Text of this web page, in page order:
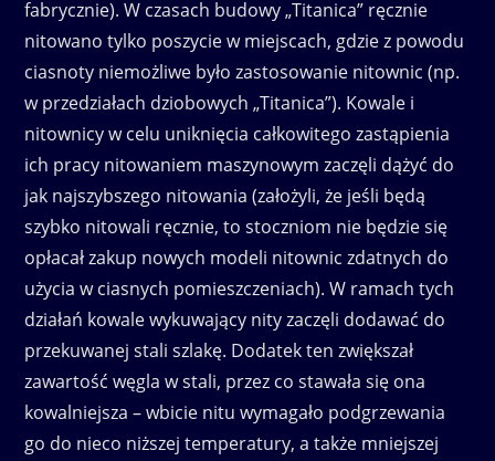
fabrycznie). W czasach budowy „Titanica” ręcznie
nitowano tylko poszycie w miejscach, gdzie z powodu
ciasnoty niemożliwe było zastosowanie nitownic (np.
w przedziałach dziobowych „Titanica”). Kowale i
nitownicy w celu uniknięcia całkowitego zastąpienia
ich pracy nitowaniem maszynowym zaczęli dążyć do
jak najszybszego nitowania (założyli, że jeśli będą
szybko nitowali ręcznie, to stoczniom nie będzie się
opłacał zakup nowych modeli nitownic zdatnych do
użycia w ciasnych pomieszczeniach). W ramach tych
działań kowale wykuwający nity zaczęli dodawać do
przekuwanej stali szlakę. Dodatek ten zwiększał
zawartość węgla w stali, przez co stawała się ona
kowalniejsza – wbicie nitu wymagało podgrzewania
go do nieco niższej temperatury, a także mniejszej